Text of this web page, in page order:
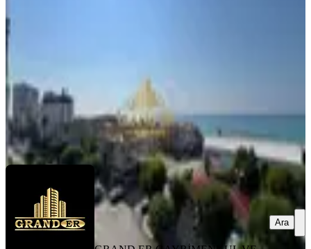
GRAND ER GAYRİMENKUL VE YATIRIM
DANIŞMANLIĞI
GRAND ER GAYRİMENKUL VE YATIRIM
DANIŞMANLIĞI
Ara
Ara